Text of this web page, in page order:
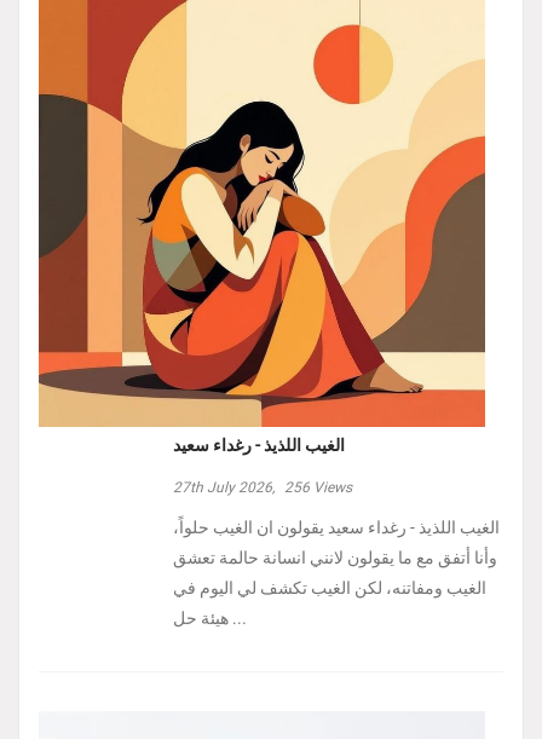
الغيب اللذيذ - رغداء سعيد
27th July 2026, 256 Views
الغيب اللذيذ - رغداء سعيد يقولون ان الغيب حلواً،
وأنا أتفق مع ما يقولون لانني انسانة حالمة تعشق
الغيب ومفاتنه، لكن الغيب تكشف لي اليوم في
هيئة حل ...